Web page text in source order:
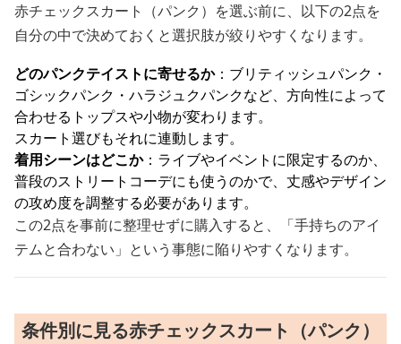
赤チェックスカート（パンク）を選ぶ前に、以下の2点を
自分の中で決めておくと選択肢が絞りやすくなります。
どのパンクテイストに寄せるか：ブリティッシュパンク・
ゴシックパンク・ハラジュクパンクなど、方向性によって
合わせるトップスや小物が変わります。
スカート選びもそれに連動します。
着用シーンはどこか：ライブやイベントに限定するのか、
普段のストリートコーデにも使うのかで、丈感やデザイン
の攻め度を調整する必要があります。
この2点を事前に整理せずに購入すると、「手持ちのアイ
テムと合わない」という事態に陥りやすくなります。
条件別に見る赤チェックスカート（パンク）